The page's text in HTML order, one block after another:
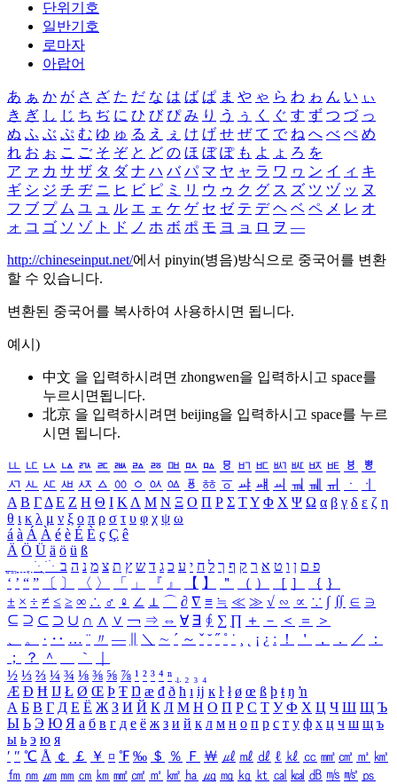
단위기호
일반기호
로마자
아랍어
あ ぁ か が さ ざ た だ な は ば ぱ ま や ゃ ら わ ゎ ん い ぃ
き ぎ し じ ち ぢ に ひ び ぴ み り う ぅ く ぐ す ず つ づ っ
ぬ ふ ぶ ぷ む ゆ ゅ る え ぇ け げ せ ぜ て で ね へ べ ぺ め
れ お ぉ こ ご そ ぞ と ど の ほ ぼ ぽ も よ ょ ろ を
ア ァ カ サ ザ タ ダ ナ ハ バ パ マ ヤ ャ ラ ワ ヮ ン イ ィ キ
ギ シ ジ チ ヂ ニ ヒ ビ ピ ミ リ ウ ゥ ク グ ス ズ ツ ヅ ッ ヌ
フ ブ プ ム ユ ュ ル エ ェ ケ ゲ セ ゼ テ デ ヘ ベ ペ メ レ オ
ォ コ ゴ ソ ゾ ト ド ノ ホ ボ ポ モ ヨ ョ ロ ヲ ―
http://chineseinput.net/에서 pinyin(병음)방식으로 중국어를 변환
할 수 있습니다.
변환된 중국어를 복사하여 사용하시면 됩니다.
예시)
中文 을 입력하시려면 zhongwen을 입력하시고 space를
누르시면됩니다.
北京 을 입력하시려면 beijing을 입력하시고 space를 누르
시면 됩니다.
ㅥ ㅦ ㅧ ㅨ ㅩ ㅪ ㅫ ㅬ ㅭ ㅮ ㅯ ㅰ ㅱ ㅲ ㅳ ㅴ ㅵ ㅶ ㅷ ㅸ
ㅹ
ㅺ ㅻ ㅼ ㅽ ㅾ ㅿ ㆀ ㆁ ㆂ ㆃ ㆄ ㆅ ㆆ ㆇ ㆈ ㆉ ㆊ ㆋ ㆌ ㆍ
ㆎ
Α Β ΓΔ Ε Ζ Η Θ Ι ΚΛ Μ Ν Ξ Ο Π Ρ Σ ΤΥ Φ Χ Ψ Ω α β γ δ ε ζ η
θ ι κ λ μ ν ξ ο π ρ σ τ υ φ χ ψ ω
á à Á À é è É È ç Ç ê
Ä Ö Ü ä ö ü ß
ִֶֹ ֻּ ׁׂ פ ם ן ו ט א ר ק ף ך ל ח י ע כ ג ד ש ץ ת צ מ נ ה ב
‘ ’ “ ” 〔 〕 〈 〉 「 」 『 』 【 】 ＂ （ ） ［ ］ ｛ ｝
± × ÷ ≠ ≤ ≥ ∞ ∴ ♂ ♀ ∠ ⊥ ⌒ ∂ ∇ ≡ ≒ ≪ ≫ √ ∽ ∝ ∵ ∫ ∬ ∈ ∋
⊆ ⊇ ⊂ ⊃ ∪ ∩ ∧ ∨ ￢ ⇒ ⇔ ∀ ∃ ∮ ∑ ∏ ＋ － ＜ ＝
＞
、
。 · ‥ … ¨ 〃 ― ＼ ∼ ´ ～ ˇ ˘ ˝ ˚ ˙ ¸ ¡ ¿ ː ！ ＇ ， ． ／
：
；
？ ＾ ｀
½ ⅓ ⅔ ¼ ¾ ⅛ ⅜ ⅝ ⅞ ¹ ² ³ ⁴ ⁿ ₁ ₂ ₃ ₄
Æ Ð Ħ Ĳ Ł Ø Œ Þ Ŧ Ŋ æ đ ð ħ ı ĳ ĸ ŀ ł ø œ ß þ ŧ ŋ ŉ
А Б В Г Д Е Ё Ж З И Й К Л М Н О П Р С Т У Ф Х Ц Ч Ш Щ Ъ
Ы Ь Э Ю Я а б в г д е ё ж з и й к л м н о п р с т у ф х ц ч ш щ ъ
ы ь э ю я
′ ″ ℃ Å ￠ ￡ ￥ ¤ ℉ ‰ ＄ ％ Ｆ ￦ ㎕ ㎖ ㎗ ℓ ㎘ ㏄ ㎣ ㎤ ㎥ ㎦
㎙ ㎚ ㎛ ㎜ ㎝ ㎞ ㎟ ㎠ ㎡ ㎢ ㏊ ㎍ ㎎ ㎏ ㏏ ㎈ ㎉ ㏈ ㎧ ㎨ ㎰